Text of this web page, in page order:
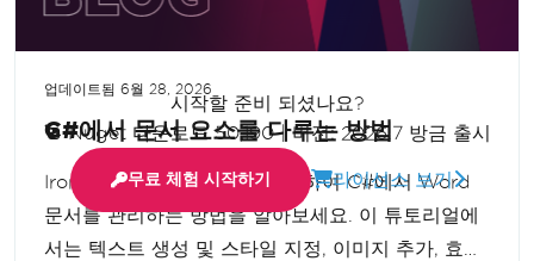
업데이트됨 6월 28, 2026
C#에서 문서 요소를 다루는 방법
Iron Word 라이브러리를 사용하여 C#에서 Word
문서를 관리하는 방법을 알아보세요. 이 튜토리얼에
서는 텍스트 생성 및 스타일 지정, 이미지 추가, 효율
시작할 준비 되셨나요?
Nuget 다운로드 50,190|버전: 2026.7 방금 출시
무료 체험 시작하기 라이선스 보기